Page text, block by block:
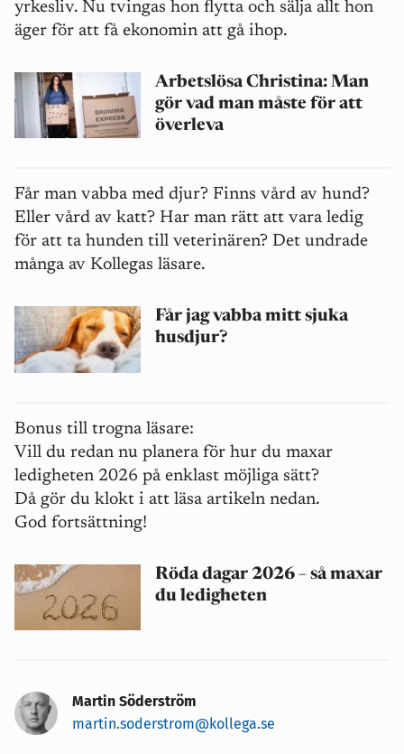
yrkesliv. Nu tvingas hon flytta och sälja allt hon
äger för att få ekonomin att gå ihop.
Arbetslösa Christina: Man
gör vad man måste för att
överleva
Får man vabba med djur? Finns vård av hund?
Eller vård av katt? Har man rätt att vara ledig
för att ta hunden till veterinären? Det undrade
många av Kollegas läsare.
Får jag vabba mitt sjuka
husdjur?
Bonus till trogna läsare:
Vill du redan nu planera för hur du maxar
ledigheten 2026 på enklast möjliga sätt?
Då gör du klokt i att läsa artikeln nedan.
God fortsättning!
Röda dagar 2026 – så maxar
du ledigheten
Martin Söderström
martin.soderstrom@kollega.se